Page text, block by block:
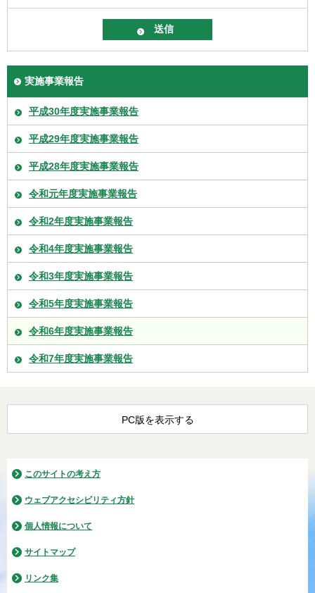
実施事業報告
平成30年度実施事業報告
平成29年度実施事業報告
平成28年度実施事業報告
令和元年度実施事業報告
令和2年度実施事業報告
令和4年度実施事業報告
令和3年度実施事業報告
令和5年度実施事業報告
令和6年度実施事業報告
令和7年度実施事業報告
PC版を表示する
このサイトの考え方
ウェブアクセシビリティ方針
個人情報について
サイトマップ
リンク集